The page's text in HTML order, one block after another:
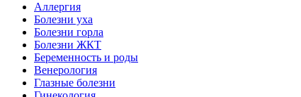
Аллергия
Болезни уха
Болезни горла
Болезни ЖКТ
Беременность и роды
Венерология
Глазные болезни